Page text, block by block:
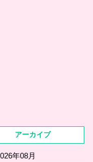
アーカイブ
年08月